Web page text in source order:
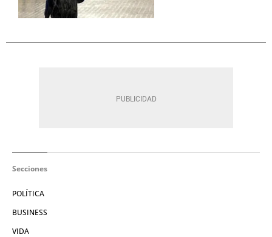
Secciones
POLÍTICA
BUSINESS
VIDA